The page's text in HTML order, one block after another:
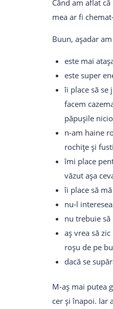
Când am aflat
mea ar fi
Buun, așadar
este mai
este super
îi place să se
facem
păpușile
n-am haine
rochițe și
îmi place
văzut așa
îi place să
nu-l
nu trebuie să
aș vrea să
roșu de pe
dacă se
M-aș mai putea
cer și înapoi. Iar